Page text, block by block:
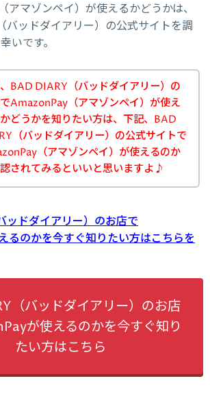
マゾンペイ）が使えるかどうかは、
バッドダイアリー）の公式サイトを調
いです。
BAD DIARY（バッドダイアリー）の
AmazonPay（アマゾンペイ）が使え
どうかを知りたい方は、下記、BAD
（バッドダイアリー）の公式サイトで
（アマゾンペイ）が使えるのか
されてみるといいと思いますよ♪
ッドダイアリー）のお店で
るのかを今すぐ知りたい方はこちらを
（バッドダイアリー）のお店
が使えるのかを今すぐ知り
たい方はこちら